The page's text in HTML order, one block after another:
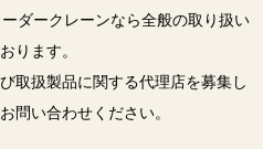
ダークレーンなら全般の取り扱い
ります。
取扱製品に関する代理店を募集し
問い合わせください。